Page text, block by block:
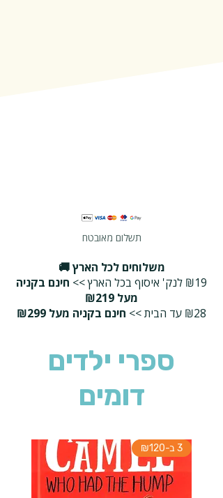
תשלום מאובטח
משלוחים לכל הארץ 🚚
₪19 לנק' איסוף בכל הארץ >>
חינם בקניה
מעל ₪219
₪28 עד הבית >>
חינם בקניה מעל ₪299
ספרי ילדים
דומים
3 ב-₪120